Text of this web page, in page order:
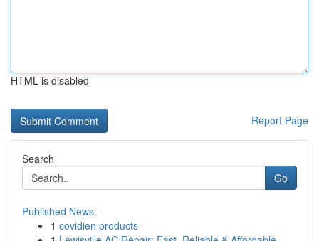
HTML is disabled
Report Page
Search
Go
Published News
1 covidien products